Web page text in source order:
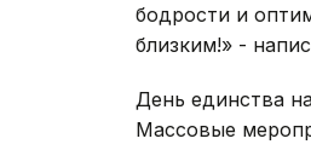
бодрости и
близким!» -
День единства
Массовые